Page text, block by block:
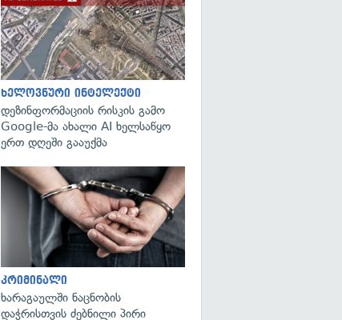
ხელოვნური ინტელექტი
დეზინფორმაციის რისკის გამო
Google-მა ახალი AI ხელსაწყო
ერთ დღეში გააუქმა
კრიმინალი
ხარაგაულში ნაცნობის
დაჭრისთვის ძებნილი პირი